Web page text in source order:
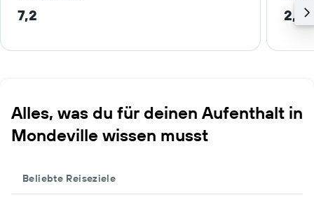
7,2 2,2
Alles, was du für deinen Aufenthalt in
Mondeville wissen musst
Beliebte Reiseziele